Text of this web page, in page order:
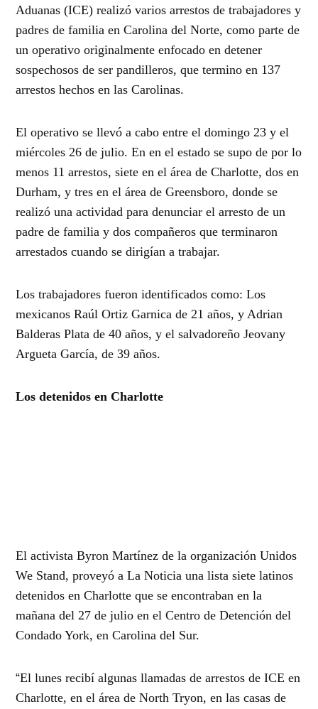
Aduanas (ICE) realizó varios arrestos de trabajadores y
padres de familia en Carolina del Norte, como parte de
un operativo originalmente enfocado en detener
sospechosos de ser pandilleros, que termino en 137
arrestos hechos en las Carolinas.
El operativo se llevó a cabo entre el domingo 23 y el
miércoles 26 de julio. En en el estado se supo de por lo
menos 11 arrestos, siete en el área de Charlotte, dos en
Durham, y tres en el área de Greensboro, donde se
realizó una actividad para denunciar el arresto de un
padre de familia y dos compañeros que terminaron
arrestados cuando se dirigían a trabajar.
Los trabajadores fueron identificados como: Los
mexicanos Raúl Ortiz Garnica de 21 años, y Adrian
Balderas Plata de 40 años, y el salvadoreño Jeovany
Argueta García, de 39 años.
Los detenidos en Charlotte
El activista Byron Martínez de la organización Unidos
We Stand, proveyó a La Noticia una lista siete latinos
detenidos en Charlotte que se encontraban en la
mañana del 27 de julio en el Centro de Detención del
Condado York, en Carolina del Sur.
“El lunes recibí algunas llamadas de arrestos de ICE en
Charlotte, en el área de North Tryon, en las casas de